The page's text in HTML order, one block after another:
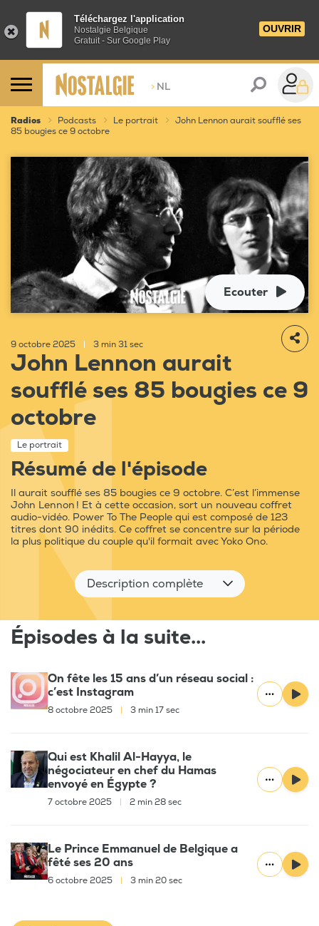
Téléchargez l'application
Nostalgie Belgique
Gratuit - Sur Google Play
OUVRIR
> NL
Radios Podcasts Le portrait
John Lennon aurait soufflé ses
85 bougies ce 9 octobre
Ecouter
9 octobre 2025 3 min 31 sec
John Lennon aurait
soufflé ses 85 bougies ce 9
octobre
Le portrait
Résumé de l'épisode
Il aurait soufflé ses 85 bougies ce 9 octobre. C’est l’immense
John Lennon ! Et à cette occasion, sort un nouveau coffret
audio-vidéo. Power To The People qui est composé de 123
titres dont 90 inédits. Ce coffret se concentre sur la période
la plus politique du couple qu'il formait avec Yoko Ono.
Description complète
Épisodes à la suite...
On fête les 15 ans d’un réseau social :
c’est Instagram
8 octobre 2025 3 min 17 sec
Qui est Khalil Al-Hayya, le
négociateur en chef du Hamas
envoyé en Égypte ?
7 octobre 2025 2 min 28 sec
Le Prince Emmanuel de Belgique a
fêté ses 20 ans
6 octobre 2025 3 min 20 sec